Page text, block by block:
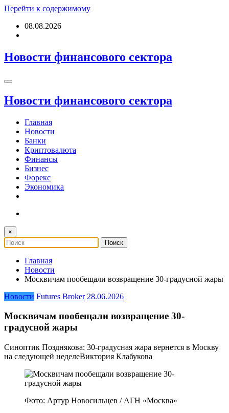
Перейти к содержимому
08.08.2026
Новости финансового сектора
Новости финансового сектора
Главная
Новости
Банки
Криптовалюта
Финансы
Бизнес
Форекс
Экономика
×
Главная
Новости
Москвичам пообещали возвращение 30-градусной жары
Новости Futures Broker 28.06.2026
Москвичам пообещали возвращение 30-
градусной жары
Синоптик Позднякова: 30-градусная жара вернется в Москву
на следующей неделеВиктория Клабукова
Фото: Артур Новосильцев / АГН «Москва»